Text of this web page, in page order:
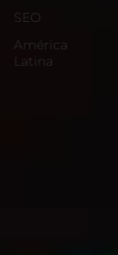
SEO
América
Latina